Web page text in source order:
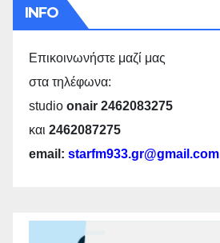
INFO
Επικοινωνήστε μαζί μας
στα τηλέφωνα:
studio onair 2462083275
και 2462087275
email: starfm933.gr@gmail.com